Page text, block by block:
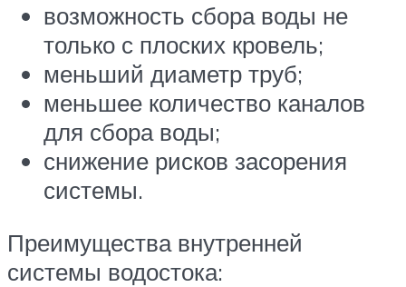
возможность сбора воды не
только с плоских кровель;
меньший диаметр труб;
меньшее количество каналов
для сбора воды;
снижение рисков засорения
системы.
Преимущества внутренней
системы водостока: